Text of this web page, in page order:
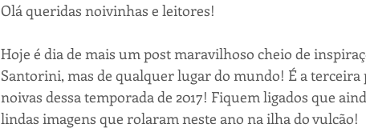
Olá queridas noivinhas e leitores!
Hoje é dia de mais um post maravilhoso cheio de
Santorini, mas de qualquer lugar do mundo! É a terceira
noivas dessa temporada de 2017! Fiquem ligados que
lindas imagens que rolaram neste ano na ilha do vulcão!